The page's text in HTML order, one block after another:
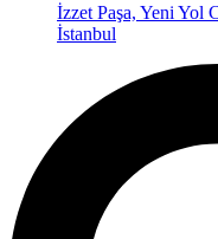
İzzet Paşa, Yeni Yol
İstanbul